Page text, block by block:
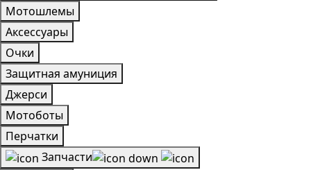
Мотошлемы
Аксессуары
Очки
Защитная амуниция
Джерси
Мотоботы
Перчатки
Запчасти